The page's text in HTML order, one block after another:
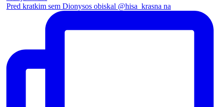
Pred kratkim sem Dionysos obiskal @hisa_krasna na